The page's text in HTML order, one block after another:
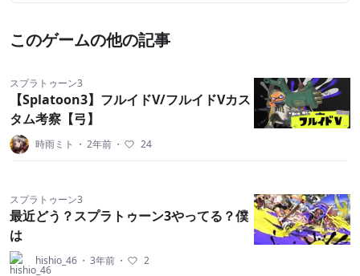
このゲームの他の記事
スプラトゥーン3
【Splatoon3】フルイドV/フルイドVカス
タム考察【弓】
時雨ミト ・ 2年前 ・ 24
スプラトゥーン3
最近どう？スプラトゥーン3やってる？僕
は
hishio_46 ・ 3年前 ・ 2